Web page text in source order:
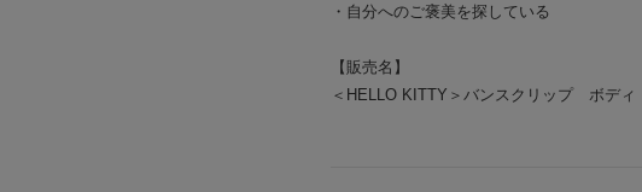
・自分へのご褒美を探している
【販売名】
＜HELLO KITTY＞バンスクリップ ボディ